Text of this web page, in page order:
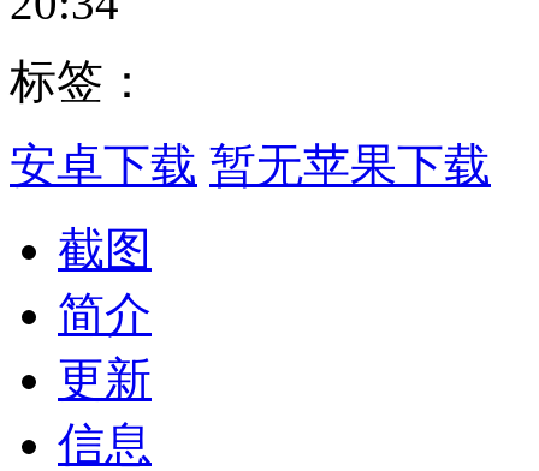
标签：
安卓下载 暂无苹果下载
截图
简介
更新
信息